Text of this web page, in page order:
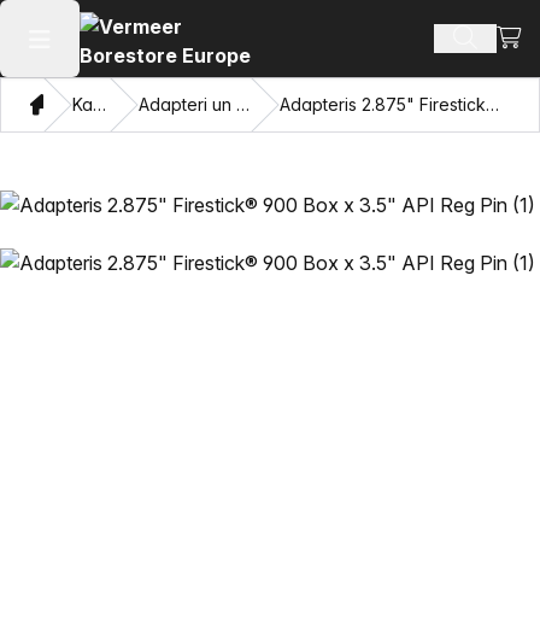
Atvērt galveno izvēlni Meklēt
MājasKatalogu Adapteri un velkamās acis Adapteris 2.875" Firestick® 900 Box x 3.5" API Reg Pin